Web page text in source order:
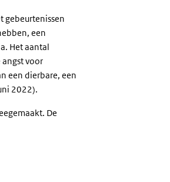
gebeurtenissen
een
Het aantal
voor
een dierbare, een
2022).
De